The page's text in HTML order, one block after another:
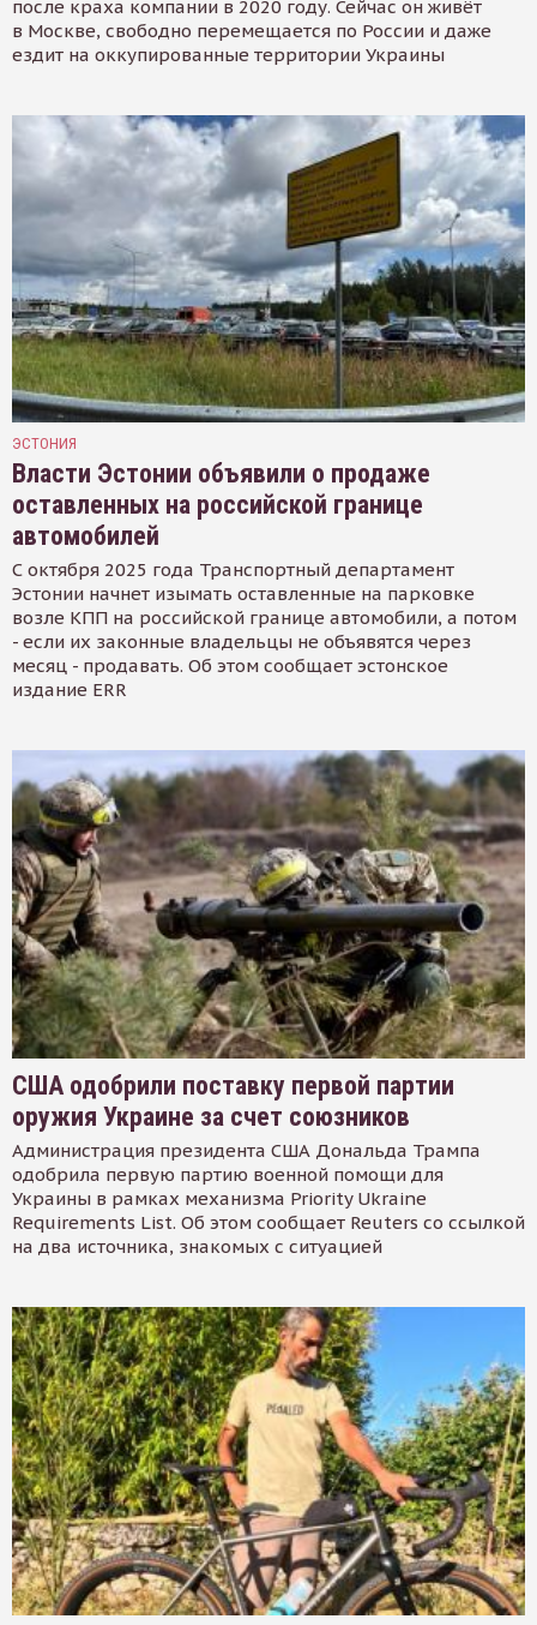
после краха компании в 2020 году. Сейчас он живёт
в Москве, свободно перемещается по России и даже
ездит на оккупированные территории Украины
ЭСТОНИЯ
Власти Эстонии объявили о продаже
оставленных на российской границе
автомобилей
С октября 2025 года Транспортный департамент
Эстонии начнет изымать оставленные на парковке
возле КПП на российской границе автомобили, а потом
- если их законные владельцы не объявятся через
месяц - продавать. Об этом сообщает эстонское
издание ERR
США одобрили поставку первой партии
оружия Украине за счет союзников
Администрация президента США Дональда Трампа
одобрила первую партию военной помощи для
Украины в рамках механизма Priority Ukraine
Requirements List. Об этом сообщает Reuters со ссылкой
на два источника, знакомых с ситуацией